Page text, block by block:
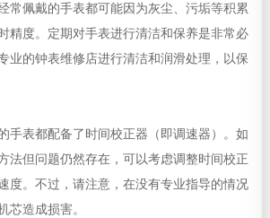
佩戴的手表都可能因为灰尘、污垢等积累
精度。定期对手表进行清洁和保养是非常必
业的钟表维修店进行清洁和润滑处理，以保
表都配备了时间校正器（即调速器）。如
法但问题仍然存在，可以考虑调整时间校正
度。不过，请注意，在没有专业指导的情况
芯造成损害。